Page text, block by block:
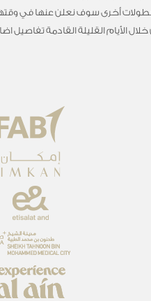
أخرى سوف نعلن عنها في وقتها
الأيام القليلة القادمة تفاصيل